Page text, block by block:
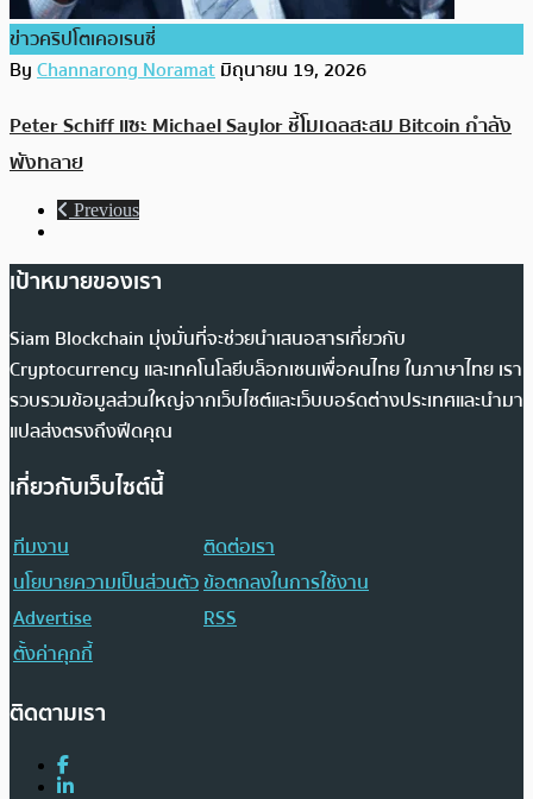
ข่าวคริปโตเคอเรนซี่
ByChannarong Noramatมิถุนายน 19, 2026
Peter Schiff แซะ Michael Saylor ชี้โมเดลสะสม Bitcoin กำลัง
พังทลาย
Previous
เป้าหมายของเรา
Siam Blockchain มุ่งมั่นที่จะช่วยนำเสนอสารเกี่ยวกับ
Cryptocurrency และเทคโนโลยีบล็อกเชนเพื่อคนไทย ในภาษาไทย เรา
รวบรวมข้อมูลส่วนใหญ่จากเว็บไซต์และเว็บบอร์ดต่างประเทศและนำมา
แปลส่งตรงถึงฟีดคุณ
เกี่ยวกับเว็บไซต์นี้
ทีมงาน
ติดต่อเรา
นโยบายความเป็นส่วนตัวข้อตกลงในการใช้งาน
Advertise
RSS
ตั้งค่าคุกกี้
ติดตามเรา